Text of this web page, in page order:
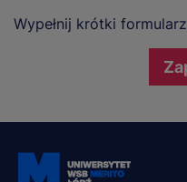
Wypełnij krótki